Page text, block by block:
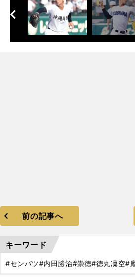
次
へ
前の記事へ
キーワード
#センバツ#内田勝治#崇徳#徳丸凜空#